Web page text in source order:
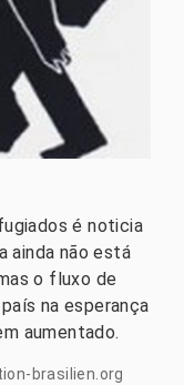
é noticia
ainda não está
o fluxo de
na esperança
aumentado.
brasilien.org